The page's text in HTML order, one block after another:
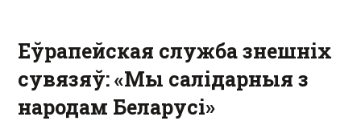
Еўрапейская служба знешніх
сувязяў: «Мы салідарныя з
народам Беларусі»